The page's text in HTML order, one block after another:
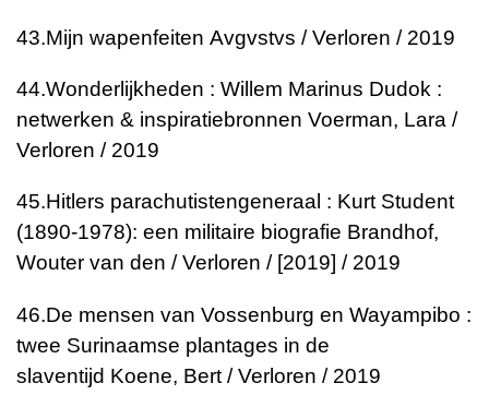
43.Mijn wapenfeiten Avgvstvs / Verloren / 2019
44.Wonderlijkheden : Willem Marinus Dudok :
netwerken & inspiratiebronnen Voerman, Lara /
Verloren / 2019
45.Hitlers parachutistengeneraal : Kurt Student
(1890-1978): een militaire biografie Brandhof,
Wouter van den / Verloren / [2019] / 2019
46.De mensen van Vossenburg en Wayampibo :
twee Surinaamse plantages in de
slaventijd Koene, Bert / Verloren / 2019